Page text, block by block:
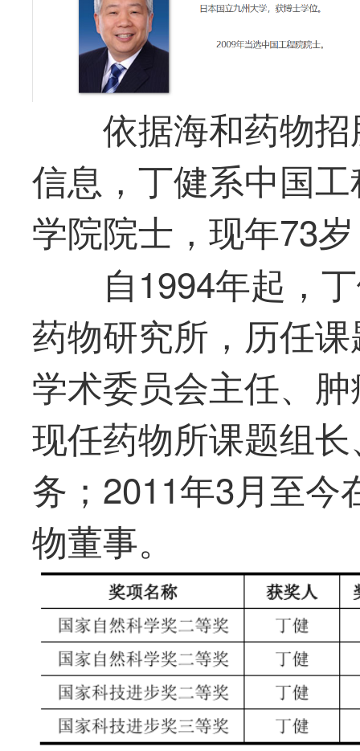
依据海和药物
信息，丁健系中国
学院院士，现年73
自1994年起，
药物研究所，历任
学术委员会主任、
现任药物所课题组
务；2011年3月至今
物董事。